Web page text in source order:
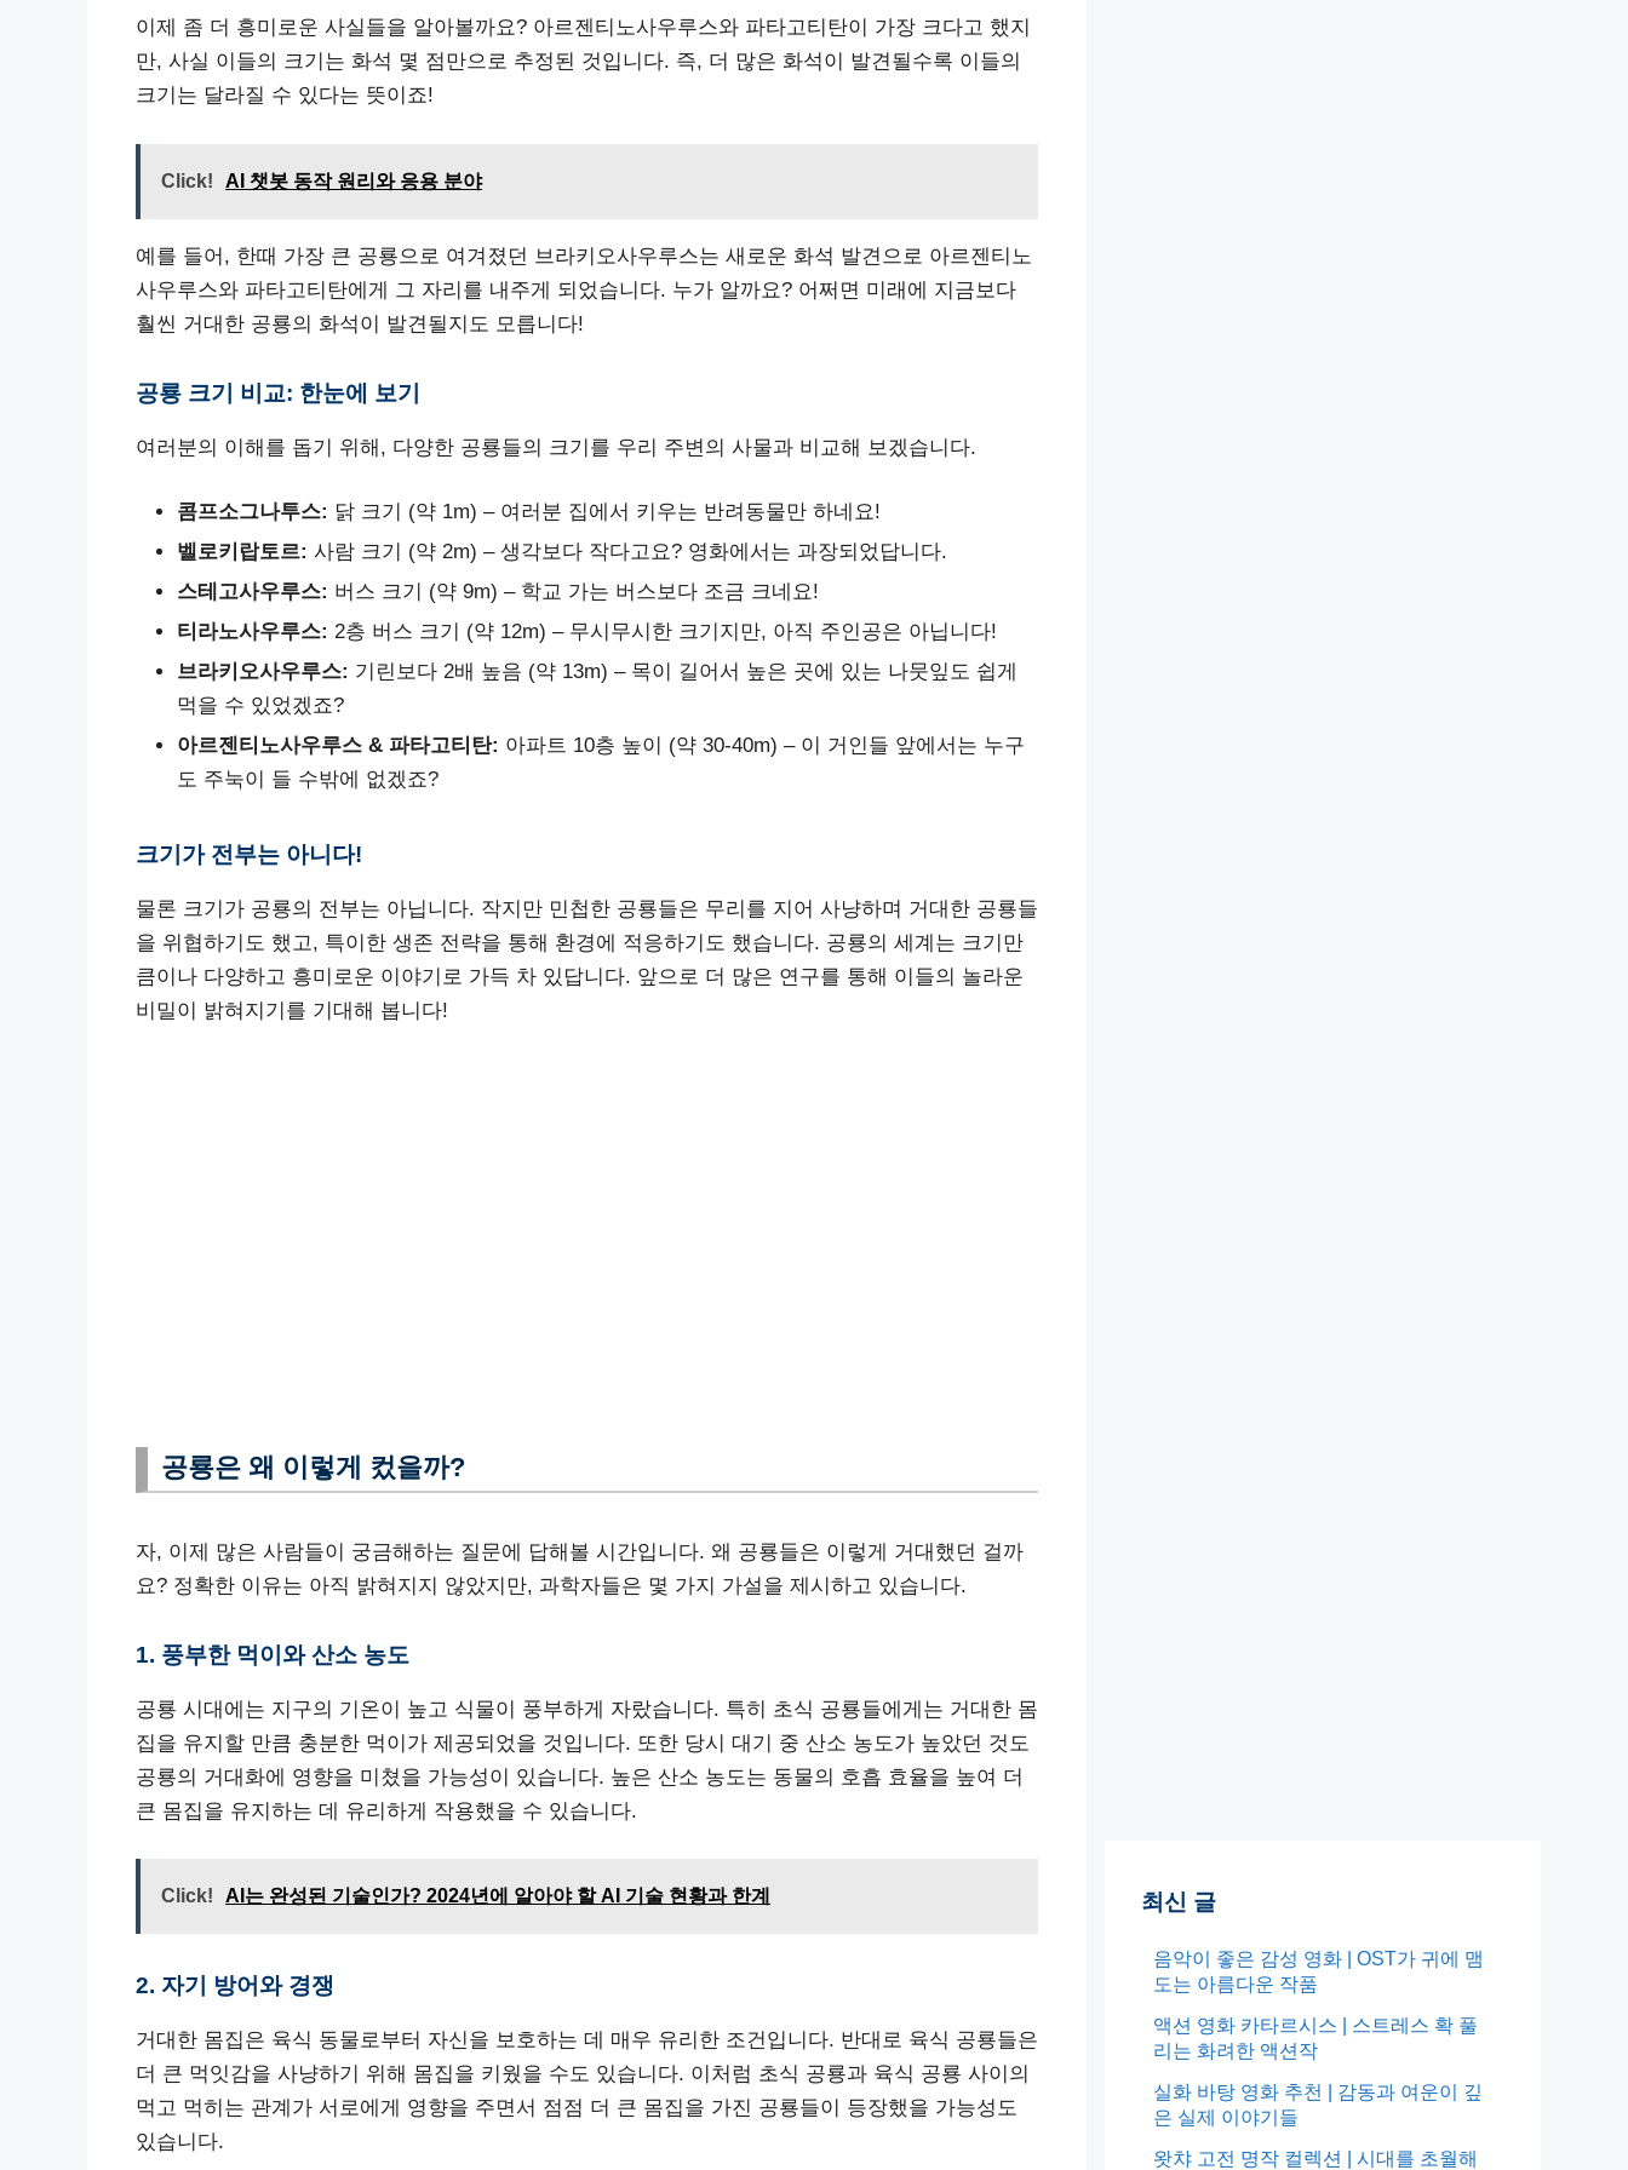
이제 좀 더 흥미로운 사실들을 알아볼까요? 아르젠티노사우루스와 파타고티탄이 가장 크다고 했지
만, 사실 이들의 크기는 화석 몇 점만으로 추정된 것입니다. 즉, 더 많은 화석이 발견될수록 이들의
크기는 달라질 수 있다는 뜻이죠!
Click! AI 챗봇 동작 원리와 응용 분야
예를 들어, 한때 가장 큰 공룡으로 여겨졌던 브라키오사우루스는 새로운 화석 발견으로 아르젠티노
사우루스와 파타고티탄에게 그 자리를 내주게 되었습니다. 누가 알까요? 어쩌면 미래에 지금보다
훨씬 거대한 공룡의 화석이 발견될지도 모릅니다!
공룡 크기 비교: 한눈에 보기
여러분의 이해를 돕기 위해, 다양한 공룡들의 크기를 우리 주변의 사물과 비교해 보겠습니다.
콤프소그나투스: 닭 크기 (약 1m) – 여러분 집에서 키우는 반려동물만 하네요!
벨로키랍토르: 사람 크기 (약 2m) – 생각보다 작다고요? 영화에서는 과장되었답니다.
스테고사우루스: 버스 크기 (약 9m) – 학교 가는 버스보다 조금 크네요!
티라노사우루스: 2층 버스 크기 (약 12m) – 무시무시한 크기지만, 아직 주인공은 아닙니다!
브라키오사우루스: 기린보다 2배 높음 (약 13m) – 목이 길어서 높은 곳에 있는 나뭇잎도 쉽게
먹을 수 있었겠죠?
아르젠티노사우루스 & 파타고티탄: 아파트 10층 높이 (약 30-40m) – 이 거인들 앞에서는 누구
도 주눅이 들 수밖에 없겠죠?
크기가 전부는 아니다!
물론 크기가 공룡의 전부는 아닙니다. 작지만 민첩한 공룡들은 무리를 지어 사냥하며 거대한 공룡들
을 위협하기도 했고, 특이한 생존 전략을 통해 환경에 적응하기도 했습니다. 공룡의 세계는 크기만
큼이나 다양하고 흥미로운 이야기로 가득 차 있답니다. 앞으로 더 많은 연구를 통해 이들의 놀라운
비밀이 밝혀지기를 기대해 봅니다!
공룡은 왜 이렇게 컸을까?
자, 이제 많은 사람들이 궁금해하는 질문에 답해볼 시간입니다. 왜 공룡들은 이렇게 거대했던 걸까
요? 정확한 이유는 아직 밝혀지지 않았지만, 과학자들은 몇 가지 가설을 제시하고 있습니다.
1. 풍부한 먹이와 산소 농도
공룡 시대에는 지구의 기온이 높고 식물이 풍부하게 자랐습니다. 특히 초식 공룡들에게는 거대한 몸
집을 유지할 만큼 충분한 먹이가 제공되었을 것입니다. 또한 당시 대기 중 산소 농도가 높았던 것도
공룡의 거대화에 영향을 미쳤을 가능성이 있습니다. 높은 산소 농도는 동물의 호흡 효율을 높여 더
큰 몸집을 유지하는 데 유리하게 작용했을 수 있습니다.
Click! AI는 완성된 기술인가? 2024년에 알아야 할 AI 기술 현황과 한계
2. 자기 방어와 경쟁
거대한 몸집은 육식 동물로부터 자신을 보호하는 데 매우 유리한 조건입니다. 반대로 육식 공룡들은
더 큰 먹잇감을 사냥하기 위해 몸집을 키웠을 수도 있습니다. 이처럼 초식 공룡과 육식 공룡 사이의
먹고 먹히는 관계가 서로에게 영향을 주면서 점점 더 큰 몸집을 가진 공룡들이 등장했을 가능성도
있습니다.
최신 글
음악이 좋은 감성 영화 | OST가 귀에 맴
도는 아름다운 작품
액션 영화 카타르시스 | 스트레스 확 풀
리는 화려한 액션작
실화 바탕 영화 추천 | 감동과 여운이 깊
은 실제 이야기들
왓챠 고전 명작 컬렉션 | 시대를 초월해